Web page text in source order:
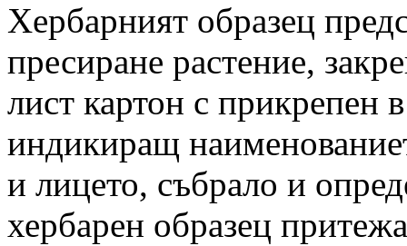
Хербарният образец
пресиране растение,
лист картон с прикрепен
индикиращ
и лицето, събрало и
хербарен образец